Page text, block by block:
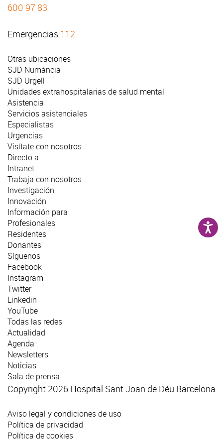
600 97 83
Emergencias:112
Otras ubicaciones
SJD Numància
SJD Urgell
Unidades extrahospitalarias de salud mental
Asistencia
Servicios asistenciales
Especialistas
Urgencias
Visítate con nosotros
Directo a
Intranet
Trabaja con nosotros
Investigación
Innovación
Información para
Profesionales
Residentes
Donantes
Síguenos
Facebook
Instagram
Twitter
Linkedin
YouTube
Todas las redes
Actualidad
Agenda
Newsletters
Noticias
Sala de prensa
Copyright 2026 Hospital Sant Joan de Déu Barcelona
Aviso legal y condiciones de uso
Política de privacidad
Política de cookies